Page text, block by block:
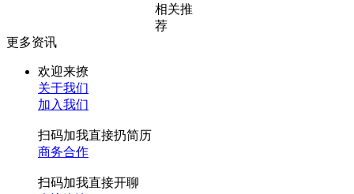
相关推
荐
更多资讯
欢迎来撩
关于我们
加入我们
扫码加我直接扔简历
商务合作
扫码加我直接开聊